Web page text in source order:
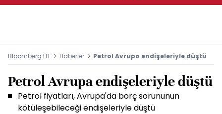
Bloomberg HT Haberler Petrol Avrupa endişeleriyle düştü
Petrol Avrupa endişeleriyle düştü
Petrol fiyatları, Avrupa'da borç sorununun
kötüleşebileceği endişeleriyle düştü